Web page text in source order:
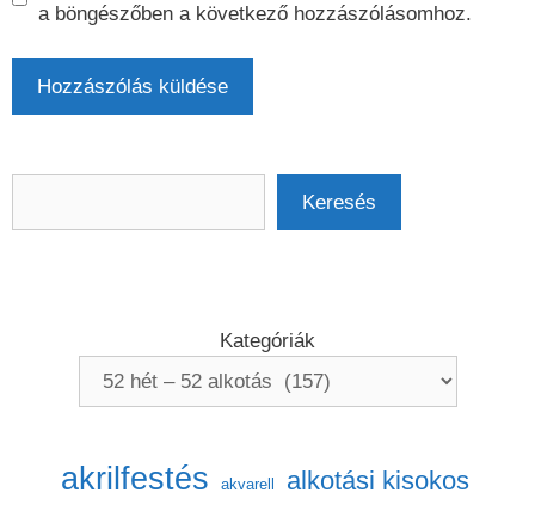
a böngészőben a következő hozzászólásomhoz.
Keresés
Kategóriák
akrilfestés akvarell alkotási kisokos